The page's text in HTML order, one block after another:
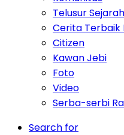
Telusur Sejarah
Cerita Terbaik
Citizen
Kawan Jebi
Foto
Video
Serba-serbi
Search for